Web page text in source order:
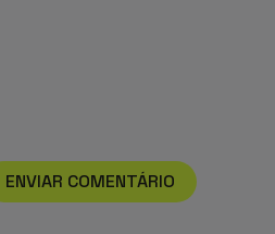
ENVIAR COMENTÁRIO